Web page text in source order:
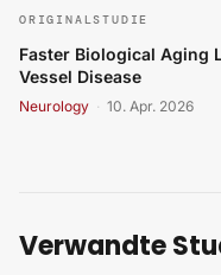
ORIGINALSTUDIE
Faster Biological Aging
Vessel Disease
Neurology · 10. Apr. 2026
Verwandte